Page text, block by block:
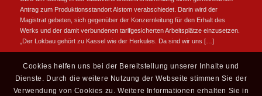
Antrag zum Produktionsstandort Alstom verabschiedet. Darin wird der
Magistrat gebeten, sich gegenüber der Konzernleitung für den Erhalt des
Werks und der damit verbundenen tarifgesicherten Arbeitsplätze einzusetzen.
„Der Lokbau gehört zu Kassel wie der Herkules. Da sind wir uns […]
Cookies helfen uns bei der Bereitstellung unserer Inhalte und
Dienste. Durch die weitere Nutzung der Webseite stimmen Sie der
Verwendung von Cookies zu. Weitere Informationen erhalten Sie in